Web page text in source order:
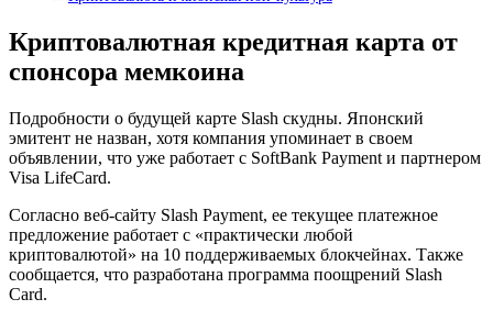
Криптовалютная кредитная карта от
спонсора мемкоина
Подробности о будущей карте Slash скудны. Японский
эмитент не назван, хотя компания упоминает в своем
объявлении, что уже работает с SoftBank Payment и партнером
Visa LifeCard.
Согласно веб-сайту Slash Payment, ее текущее платежное
предложение работает с «практически любой
криптовалютой» на 10 поддерживаемых блокчейнах. Также
сообщается, что разработана программа поощрений Slash
Card.